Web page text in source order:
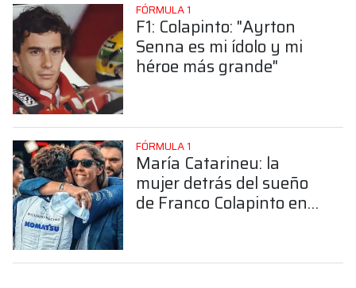
FÓRMULA 1
F1: Colapinto: "Ayrton
Senna es mi ídolo y mi
héroe más grande"
FÓRMULA 1
María Catarineu: la
mujer detrás del sueño
de Franco Colapinto en